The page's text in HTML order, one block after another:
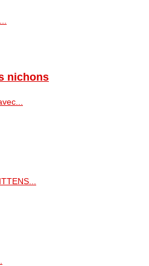
nichons